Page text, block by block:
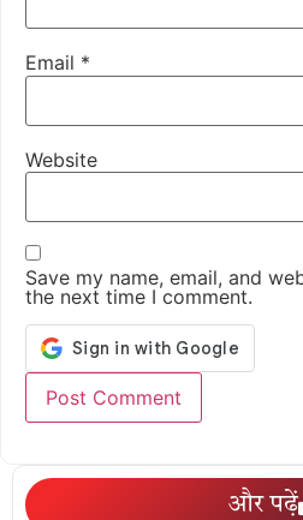
Email *
Website
Save my name, email, and
the next time I comment.
और पढ़ें